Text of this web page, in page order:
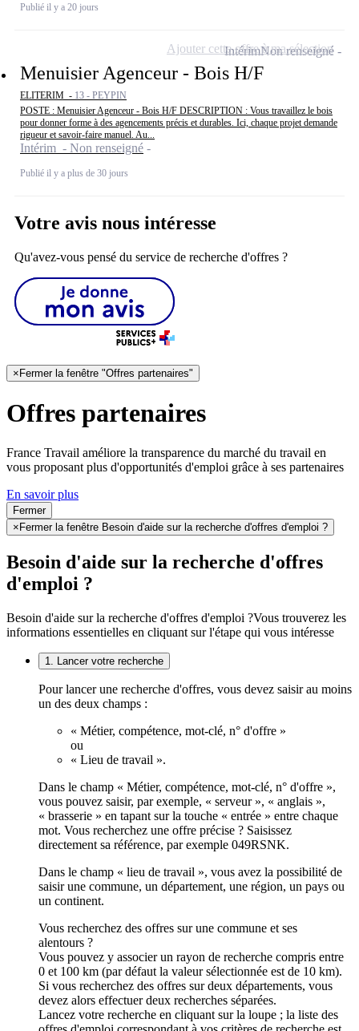
Publié il y a 20 jours
Menuisier Agenceur - Bois H/F
ELITERIM - 13 - PEYPIN
POSTE : Menuisier Agenceur - Bois H/F DESCRIPTION : Vous travaillez le bois
pour donner forme à des agencements précis et durables. Ici, chaque projet demande
rigueur et savoir-faire manuel. Au...
Intérim - Non renseigné
Publié il y a plus de 30 jours
IntérimNon renseigné
Ajouter cette offre à ma sélection
Votre avis nous intéresse
Qu'avez-vous pensé du service de recherche d'offres ?
× Fermer la fenêtre "Offres partenaires"
Offres partenaires
France Travail améliore la transparence du marché du travail en
vous proposant plus d'opportunités d'emploi grâce à ses partenaires
En savoir plus
Fermer
×Fermer la fenêtre Besoin d'aide sur la recherche d'offres d'emploi ?
Besoin d'aide sur la recherche d'offres
d'emploi ?
Besoin d'aide sur la recherche d'offres d'emploi ?Vous trouverez les
informations essentielles en cliquant sur l'étape qui vous intéresse
1. Lancer votre recherche
Pour lancer une recherche d'offres, vous devez saisir au moins
un des deux champs :
« Métier, compétence, mot-clé, n° d'offre »
ou
« Lieu de travail ».
Dans le champ « Métier, compétence, mot-clé, n° d'offre »,
vous pouvez saisir, par exemple, « serveur », « anglais »,
« brasserie » en tapant sur la touche « entrée » entre chaque
mot. Vous recherchez une offre précise ? Saisissez
directement sa référence, par exemple 049RSNK.
Dans le champ « lieu de travail », vous avez la possibilité de
saisir une commune, un département, une région, un pays ou
un continent.
Vous recherchez des offres sur une commune et ses
alentours ?
Vous pouvez y associer un rayon de recherche compris entre
0 et 100 km (par défaut la valeur sélectionnée est de 10 km).
Si vous recherchez des offres sur deux départements, vous
devez alors effectuer deux recherches séparées.
Lancez votre recherche en cliquant sur la loupe ; la liste des